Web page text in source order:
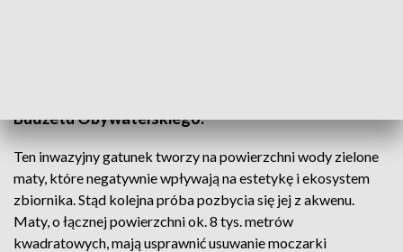
Budżetu Obywatelskiego.
Ten inwazyjny gatunek tworzy na powierzchni wody zielone
maty, które negatywnie wpływają na estetykę i ekosystem
zbiornika. Stąd kolejna próba pozbycia się jej z akwenu.
Maty, o łącznej powierzchni ok. 8 tys. metrów
kwadratowych, mają usprawnić usuwanie moczarki